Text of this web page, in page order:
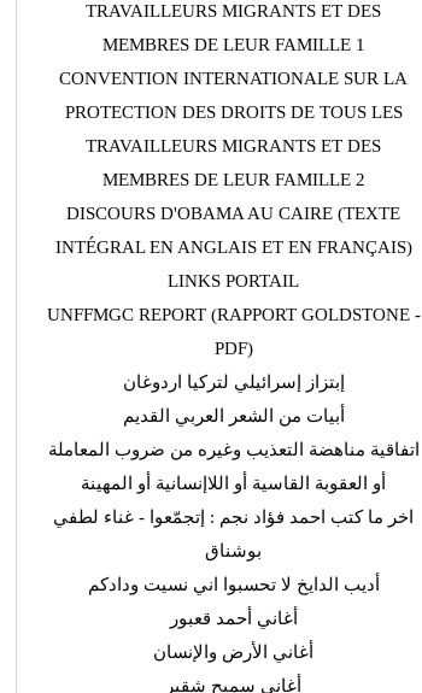
TRAVAILLEURS MIGRANTS ET DES
MEMBRES DE LEUR FAMILLE 1
CONVENTION INTERNATIONALE SUR LA
PROTECTION DES DROITS DE TOUS LES
TRAVAILLEURS MIGRANTS ET DES
MEMBRES DE LEUR FAMILLE 2
DISCOURS D'OBAMA AU CAIRE (TEXTE
INTÉGRAL EN ANGLAIS ET EN FRANÇAIS)
LINKS PORTAIL
UNFFMGC REPORT (RAPPORT GOLDSTONE -
PDF)
إبتزاز إسرائيلي لتركيا اردوغان
أبيات من الشعر العربي القديم
اتفاقية مناهضة التعذيب وغيره من ضروب المعاملة
أو العقوبة القاسية أو اللاإنسانية أو المهينة
اخر ما كتب احمد فؤاد نجم : إتجمّعوا - غناء لطفي
بوشناق
أديب الدايخ لا تحسبوا اني نسيت ودادكم
أغاني أحمد قعبور
أغاني الأرض والإنسان
أغاني سميح شقير